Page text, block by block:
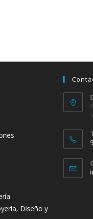
Diseño y